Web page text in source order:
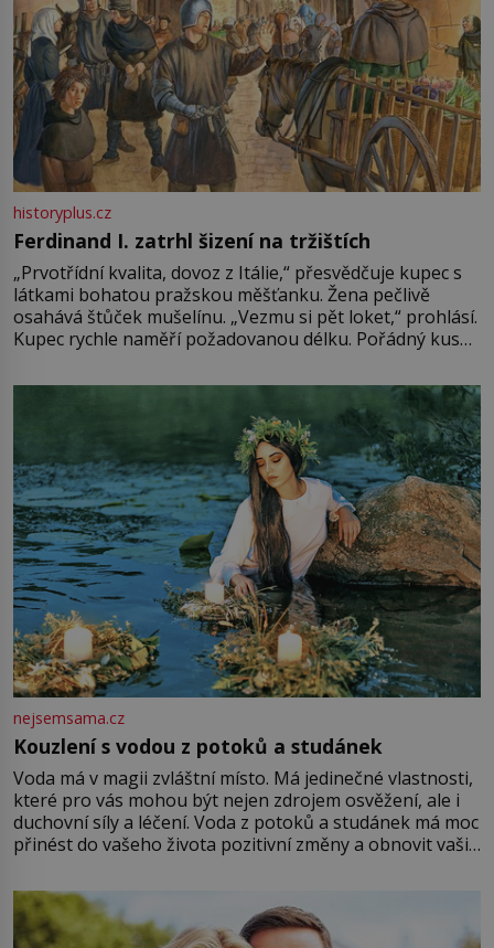
historyplus.cz
Ferdinand I. zatrhl šizení na tržištích
„Prvotřídní kvalita, dovoz z Itálie,“ přesvědčuje kupec s
látkami bohatou pražskou měšťanku. Žena pečlivě
osahává štůček mušelínu. „Vezmu si pět loket,“ prohlásí.
Kupec rychle naměří požadovanou délku. Pořádný kus
milostpaní. Stačí jenom na sukni,“ zhodnotí švadlena
množství růžového mušelínu. „Ošidili vás, podívejte.“
nejsemsama.cz
Kouzlení s vodou z potoků a studánek
Voda má v magii zvláštní místo. Má jedinečné vlastnosti,
které pro vás mohou být nejen zdrojem osvěžení, ale i
duchovní síly a léčení. Voda z potoků a studánek má moc
přinést do vašeho života pozitivní změny a obnovit vaši
můžete obohatit své rituály a přinést do svého života
větší harmonii a klid. Je důležité